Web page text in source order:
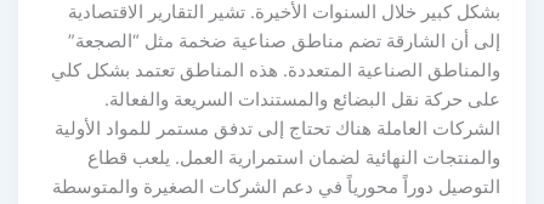
بشكل كبير خلال السنوات الأخيرة. تشير التقارير الاقتصادية
إلى أن الشارقة تضم مناطق صناعية ضخمة مثل “الصجعة”
والمناطق الصناعية المتعددة. هذه المناطق تعتمد بشكل كلي
على حركة نقل البضائع والمستندات السريعة والفعالة.
الشركات العاملة هناك تحتاج إلى تدفق مستمر للمواد الأولية
والمنتجات النهائية لضمان استمرارية العمل. يلعب قطاع
التوصيل دوراً محورياً في دعم الشركات الصغيرة والمتوسطة